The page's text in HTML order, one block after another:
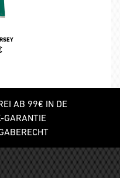
AB 99€ IN DE
GARANTIE